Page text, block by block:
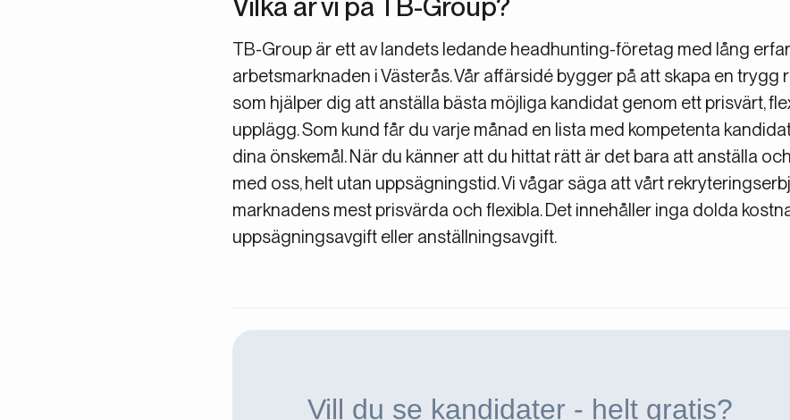
TB-Group är ett av landets ledande headhunting-företag med lång
arbetsmarknaden i Västerås. Vår affärsidé bygger på att skapa en
som hjälper dig att anställa bästa möjliga kandidat genom ett prisvärt,
upplägg. Som kund får du varje månad en lista med kompetenta
dina önskemål. När du känner att du hittat rätt är det bara att anställa
med oss, helt utan uppsägningstid. Vi vågar säga att vårt
marknadens mest prisvärda och flexibla. Det innehåller inga dolda
uppsägningsavgift eller anställningsavgift.